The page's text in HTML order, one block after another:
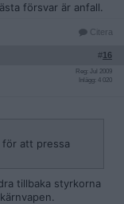
försvar är anfall.
Citera
#16
Reg: Jul 2009
Inlägg: 4 020
för att pressa
tillbaka styrkorna